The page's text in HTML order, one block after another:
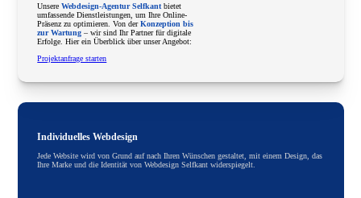
UnsereWebdesign-Agentur Selfkant bietet
umfassende Dienstleistungen, um Ihre Online-
Präsenz zu optimieren. Von derKonzeption bis
zur Wartung – wir sind Ihr Partner für digitale
Erfolge. Hier ein Überblick über unser Angebot:
Projektanfrage starten
Individuelles Webdesign
Jede Website wird von Grund auf nach Ihren Wünschen gestaltet, mit einem Design, das
Ihre Marke und die Identität von Webdesign Selfkant widerspiegelt.